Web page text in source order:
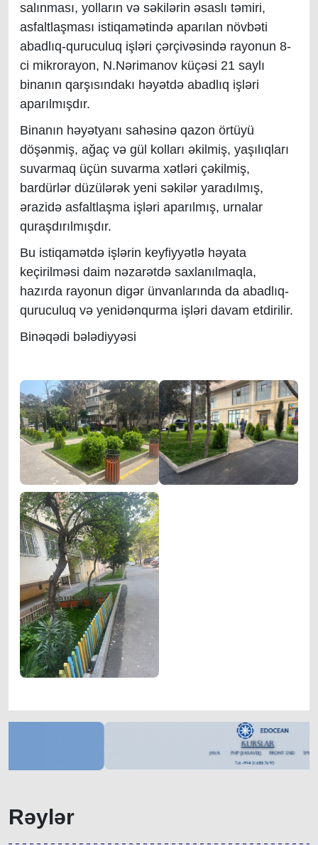
salınması, yolların və səkilərin əsaslı təmiri,
asfaltlaşması istiqamətində aparılan növbəti
abadlıq-quruculuq işləri çərçivəsində rayonun 8-
ci mikrorayon, N.Nərimanov küçəsi 21 saylı
binanın qarşısındakı həyətdə abadlıq işləri
aparılmışdır.
Binanın həyətyanı sahəsinə qazon örtüyü
döşənmiş, ağaç və gül kolları əkilmiş, yaşılıqları
suvarmaq üçün suvarma xətləri çəkilmiş,
bardürlər düzülərək yeni səkilər yaradılmış,
ərazidə asfaltlaşma işləri aparılmış, urnalar
quraşdırılmışdır.
Bu istiqamətdə işlərin keyfiyyətlə həyata
keçirilməsi daim nəzarətdə saxlanılmaqla,
hazırda rayonun digər ünvanlarında da abadlıq-
quruculuq və yenidənqurma işləri davam etdirilir.
Binəqədi bələdiyyəsi
Rəylər